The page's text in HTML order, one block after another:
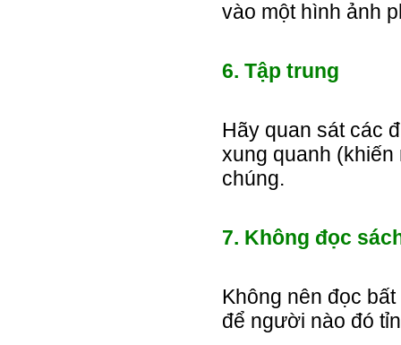
vào một hình ảnh
6. Tập trung
Hãy quan sát các
xung quanh
chúng.
7. Không đọc
Không nên đọc
để người nào đó